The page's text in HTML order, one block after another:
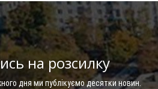
на розсилку
дня ми публікуємо десятки новин.